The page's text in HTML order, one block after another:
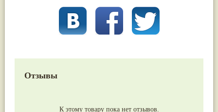
Отзывы
К этому товару пока нет отзывов.